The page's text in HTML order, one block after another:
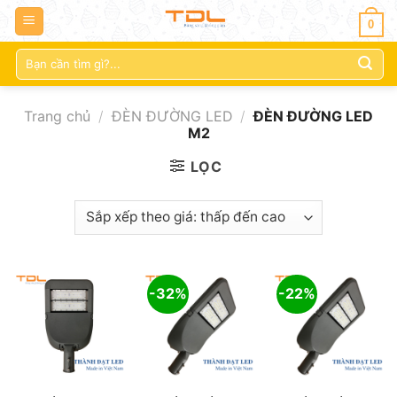
0
Tìm
kiếm:
Trang chủ / ĐÈN ĐƯỜNG LED / ĐÈN ĐƯỜNG LED
M2
LỌC
-32% -22%